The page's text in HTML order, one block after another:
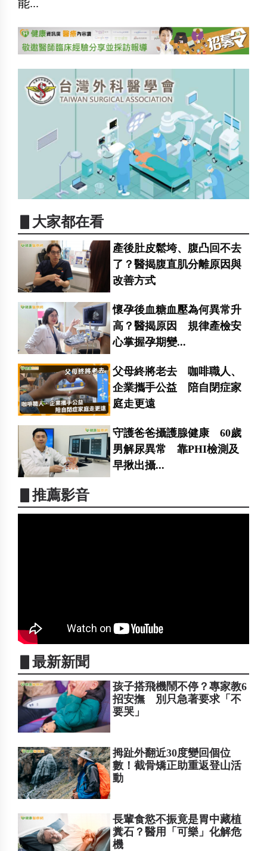
能...
▋大家都在看
產後肚皮鬆垮、腹凸回不去
了？醫揭腹直肌分離原因與
改善方式
懷孕後血糖血壓為何異常升
高？醫揭原因 規律產檢安
心掌握孕期變...
父母終將老去 咖啡職人、
企業攜手公益 陪自閉症家
庭走更遠
守護爸爸攝護腺健康 60歲
男解尿異常 靠PHI檢測及
早揪出攝...
▋推薦影音
▋最新新聞
孩子搭飛機鬧不停？專家教6
招安撫 別只急著要求「不
要哭」
拇趾外翻近30度變回個位
數！截骨矯正助重返登山活
動
長輩食慾不振竟是胃中藏植
糞石？醫用「可樂」化解危
機